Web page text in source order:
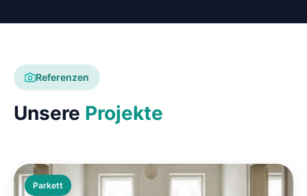
Referenzen
Unsere Projekte
Parkett